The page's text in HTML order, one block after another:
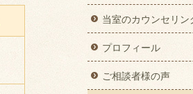
当室のカウンセリン
プロフィール
ご相談者様の声